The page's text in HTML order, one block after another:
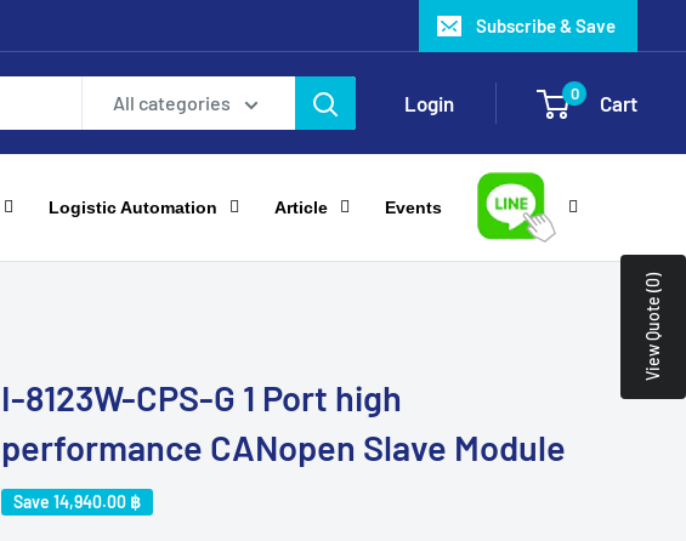
Subscribe & Save
All categories Login 0 Cart
Logistic Automation Article Events
I-8123W-CPS-G 1 Port high
performance CANopen Slave Module
Save14,940.00 ฿
View Quote (0)